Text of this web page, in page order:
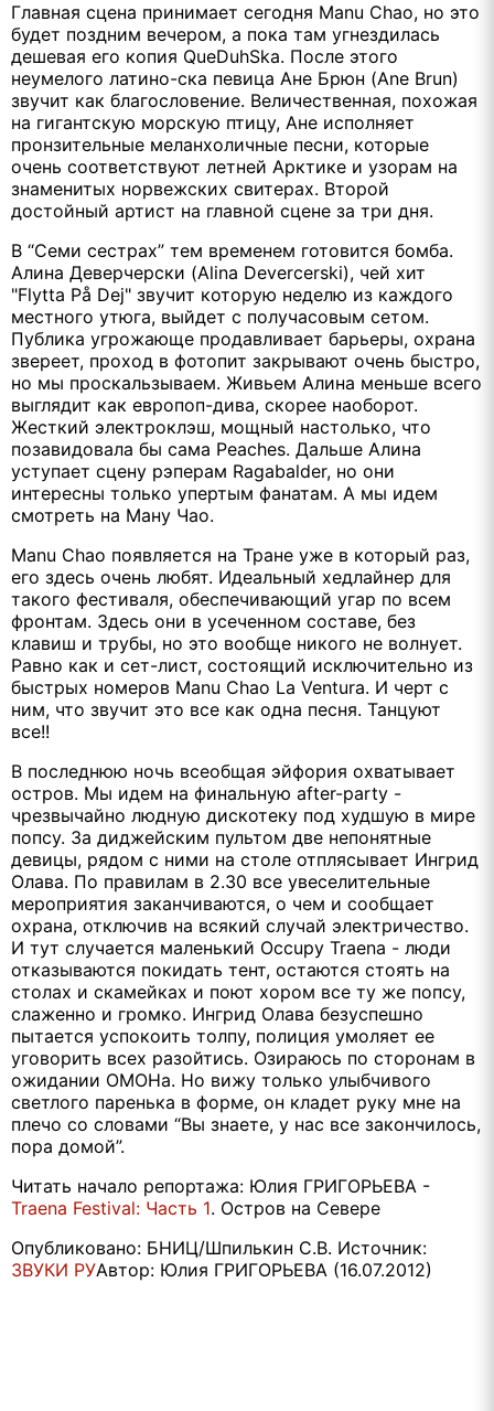
Главная сцена принимает сегодня Manu Chao, но это
будет поздним вечером, а пока там угнездилась
дешевая его копия QueDuhSka. После этого
неумелого латино-ска певица Ане Брюн (Ane Brun)
звучит как благословение. Величественная, похожая
на гигантскую морскую птицу, Ане исполняет
пронзительные меланхоличные песни, которые
очень соответствуют летней Арктике и узорам на
знаменитых норвежских свитерах. Второй
достойный артист на главной сцене за три дня.
В “Семи сестрах” тем временем готовится бомба.
Алина Деверчерски (Alina Devercerski), чей хит
"Flytta På Dej" звучит которую неделю из каждого
местного утюга, выйдет с получасовым сетом.
Публика угрожающе продавливает барьеры, охрана
звереет, проход в фотопит закрывают очень быстро,
но мы проскальзываем. Живьем Алина меньше всего
выглядит как европоп-дива, скорее наоборот.
Жесткий электроклэш, мощный настолько, что
позавидовала бы сама Peaches. Дальше Алина
уступает сцену рэперам Ragabalder, но они
интересны только упертым фанатам. А мы идем
смотреть на Ману Чао.
Manu Chao появляется на Тране уже в который раз,
его здесь очень любят. Идеальный хедлайнер для
такого фестиваля, обеспечивающий угар по всем
фронтам. Здесь они в усеченном составе, без
клавиш и трубы, но это вообще никого не волнует.
Равно как и сет-лист, состоящий исключительно из
быстрых номеров Manu Chao La Ventura. И черт с
ним, что звучит это все как одна песня. Танцуют
все!!
В последнюю ночь всеобщая эйфория охватывает
остров. Мы идем на финальную after-party -
чрезвычайно людную дискотеку под худшую в мире
попсу. За диджейским пультом две непонятные
девицы, рядом с ними на столе отплясывает Ингрид
Олава. По правилам в 2.30 все увеселительные
мероприятия заканчиваются, о чем и сообщает
охрана, отключив на всякий случай электричество.
И тут случается маленький Occupy Traena - люди
отказываются покидать тент, остаются стоять на
столах и скамейках и поют хором все ту же попсу,
слаженно и громко. Ингрид Олава безуспешно
пытается успокоить толпу, полиция умоляет ее
уговорить всех разойтись. Озираюсь по сторонам в
ожидании ОМОНа. Но вижу только улыбчивого
светлого паренька в форме, он кладет руку мне на
плечо со словами “Вы знаете, у нас все закончилось,
пора домой”.
Читать начало репортажа: Юлия ГРИГОРЬЕВА -
Traena Festival: Часть 1. Остров на Севере
Опубликовано: БНИЦ/Шпилькин С.В. Источник:
ЗВУКИ РУАвтор: Юлия ГРИГОРЬЕВА (16.07.2012)